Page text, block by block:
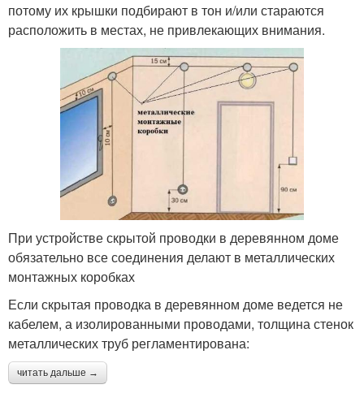
потому их крышки подбирают в тон и/или стараются
расположить в местах, не привлекающих внимания.
При устройстве скрытой проводки в деревянном доме
обязательно все соединения делают в металлических
монтажных коробках
Если скрытая проводка в деревянном доме ведется не
кабелем, а изолированными проводами, толщина стенок
металлических труб регламентирована:
читать дальше →